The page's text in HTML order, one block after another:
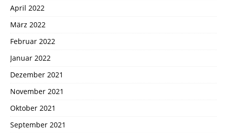
April 2022
März 2022
Februar 2022
Januar 2022
Dezember 2021
November 2021
Oktober 2021
September 2021